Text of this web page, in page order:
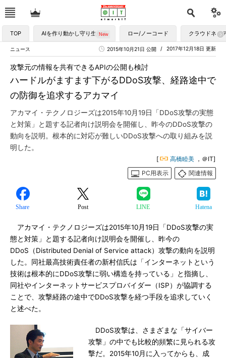
TOP AIを作り動かし守り生かす ロー/ノーコード クラウドネイ
ニュース 2017年12月18日 更新
2015年10月21日 公開
ハードルがますます下がるDDoS攻撃、経路途中で
の防御を追求するアカマイ
攻撃元の情報を共有できるAPIの公開も検討
アカマイ・テクノロジーズは2015年10月19日「DDoS攻撃の実態
と対策」と題する記者向け説明会を開催し、昨今のDDoS攻撃の
動向を説明。根本的に対応が難しいDDoS攻撃への取り組みを説
明した。
[ 高橋睦美 ，＠IT]
PC用表示
関連情報
Share Post LINE Hatena
アカマイ・テクノロジーズは2015年10月19日「DDoS攻撃の実
態と対策」と題する記者向け説明会を開催し、昨今の
DDoS（Distributed Denial of Service attack）攻撃の動向を説明
した。同社最高技術責任者の新村信氏は「インターネットという
技術は根本的にDDoS攻撃に弱い構造を持っている」と指摘し、
同社やインターネットサービスプロバイダー（ISP）が協調する
ことで、攻撃経路の途中でDDoS攻撃を経つ手段を追求していく
と述べた。
DDoS攻撃は、さまざまな「サイバー
攻撃」の中でも比較的頻繁に見られる攻
撃だ。2015年10月に入ってからも、成